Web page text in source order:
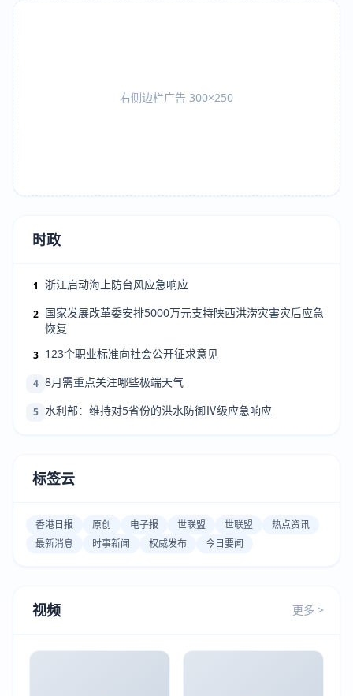
右侧边栏广告 300×250
时政
1 浙江启动海上防台风应急响应
2 国家发展改革委安排5000万元支持陕西洪涝灾害灾后应急
恢复
3 123个职业标准向社会公开征求意见
4 8月需重点关注哪些极端天气
5 水利部：维持对5省份的洪水防御Ⅳ级应急响应
标签云
香港日报 原创 电子报 世联盟 世联盟
热点资讯
最新消息
时事新闻 权威发布 今日要闻
视频 更多 >